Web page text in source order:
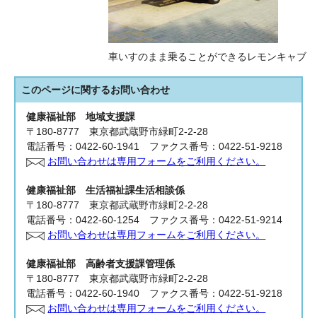
車いすのまま乗ることができるレモンキャブ
このページに関するお問い合わせ
健康福祉部 地域支援課
〒180-8777 東京都武蔵野市緑町2-2-28
電話番号：0422-60-1941 ファクス番号：0422-51-9218
お問い合わせは専用フォームをご利用ください。
健康福祉部 生活福祉課生活相談係
〒180-8777 東京都武蔵野市緑町2-2-28
電話番号：0422-60-1254 ファクス番号：0422-51-9214
お問い合わせは専用フォームをご利用ください。
健康福祉部 高齢者支援課管理係
〒180-8777 東京都武蔵野市緑町2-2-28
電話番号：0422-60-1940 ファクス番号：0422-51-9218
お問い合わせは専用フォームをご利用ください。